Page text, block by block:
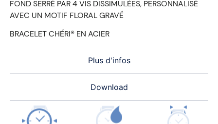
Plus d'infos
Download
FOND SERRÉ PAR 4 VIS DISSIMULÉES, PERSONNALISÉ
AVEC UN MOTIF FLORAL GRAVÉ
BRACELET CHÉRI® EN ACIER